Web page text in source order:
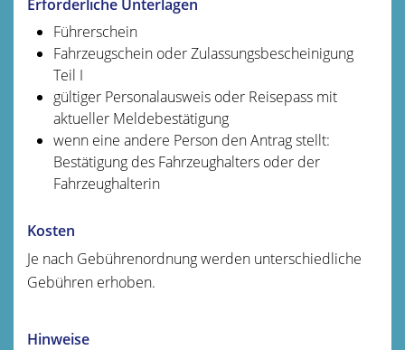
Erforderliche Unterlagen
Führerschein
Fahrzeugschein oder Zulassungsbescheinigung
Teil I
gültiger Personalausweis oder Reisepass mit
aktueller Meldebestätigung
wenn eine andere Person den Antrag stellt:
Bestätigung des Fahrzeughalters oder der
Fahrzeughalterin
Kosten
Je nach Gebührenordnung werden unterschiedliche
Gebühren erhoben.
Hinweise